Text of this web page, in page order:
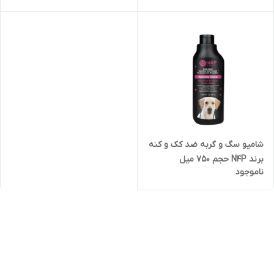
شامپو سگ و گربه ضد کک و کنه
برند N4P حجم 750 میل
ناموجود